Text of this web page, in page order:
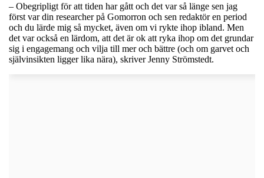
– Obegripligt för att tiden har gått och det var så länge sen jag
först var din researcher på Gomorron och sen redaktör en period
och du lärde mig så mycket, även om vi rykte ihop ibland. Men
det var också en lärdom, att det är ok att ryka ihop om det grundar
sig i engagemang och vilja till mer och bättre (och om garvet och
självinsikten ligger lika nära), skriver Jenny Strömstedt.